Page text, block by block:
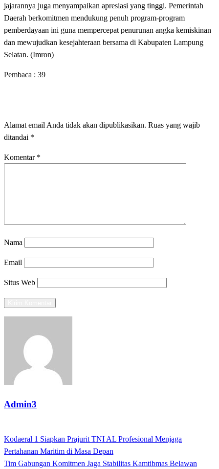
jajarannya juga menyampaikan apresiasi yang tinggi. Pemerintah
Daerah berkomitmen mendukung penuh program-program
pemberdayaan ini guna mempercepat penurunan angka kemiskinan
dan mewujudkan kesejahteraan bersama di Kabupaten Lampung
Selatan. (Imron)
Pembaca : 39
Alamat email Anda tidak akan dipublikasikan. Ruas yang wajib
ditandai *
Komentar *
Nama
Email
Situs Web
Admin3
Navigasi
pos
Previous
Post
Kodaeral 1 Siapkan Prajurit TNI AL Profesional Menjaga
Pertahanan Maritim di Masa Depan
Next
Tim Gabungan Komitmen Jaga Stabilitas Kamtibmas Belawan